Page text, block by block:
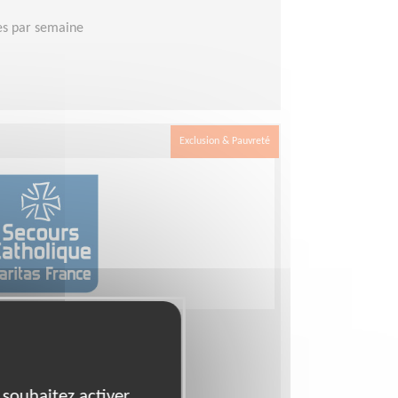
par semaine
Exclusion & Pauvreté
en difficultés